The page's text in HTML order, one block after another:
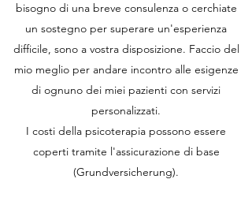
bisogno di una breve consulenza o cerchiate
un sostegno per superare un'esperienza
difficile, sono a vostra disposizione. Faccio del
mio meglio per andare incontro alle esigenze
di ognuno dei miei pazienti con servizi
personalizzati.
I costi della psicoterapia possono essere
coperti tramite l'assicurazione di base
(Grundversicherung).